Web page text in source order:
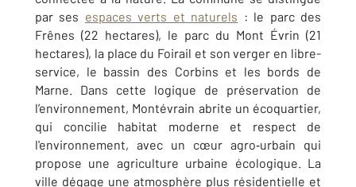
par ses espaces verts et naturels : le parc des
Frênes (22 hectares), le parc du Mont Évrin (21
hectares), la place du Foirail et son verger en libre-
service, le bassin des Corbins et les bords de
Marne. Dans cette logique de préservation de
l’environnement, Montévrain abrite un écoquartier,
qui concilie habitat moderne et respect de
l'environnement, avec un cœur agro‑urbain qui
propose une agriculture urbaine écologique. La
ville dégage une atmosphère plus résidentielle et